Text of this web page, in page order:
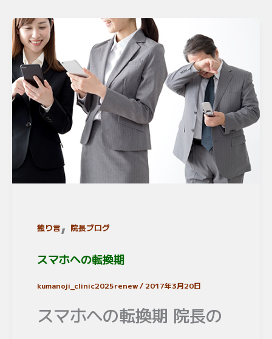
独り言, 院長ブログ
スマホへの転換期
kumanoji_clinic2025renew/ 2017年3月20日
スマホへの転換期 院長の